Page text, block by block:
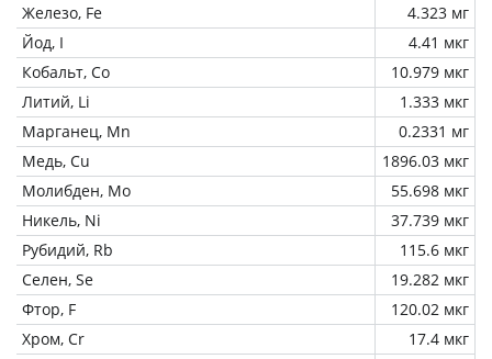
Железо, Fe
4.323 мг
Йод, I
4.41 мкг
Кобальт, Co
10.979 мкг
Литий, Li
1.333 мкг
Марганец, Mn
0.2331 мг
Медь, Cu
1896.03 мкг
Молибден, Mo
55.698 мкг
Никель, Ni
37.739 мкг
Рубидий, Rb
115.6 мкг
Селен, Se
19.282 мкг
Фтор, F
120.02 мкг
Хром, Cr
17.4 мкг